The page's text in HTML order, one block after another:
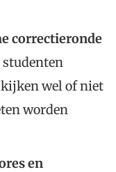
correctieronde
studenten
wel of niet
worden
en